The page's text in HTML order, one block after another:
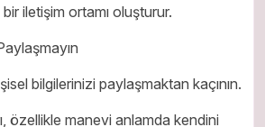
iletişim ortamı oluşturur.
bilgilerinizi paylaşmaktan kaçının.
özellikle manevi anlamda kendini